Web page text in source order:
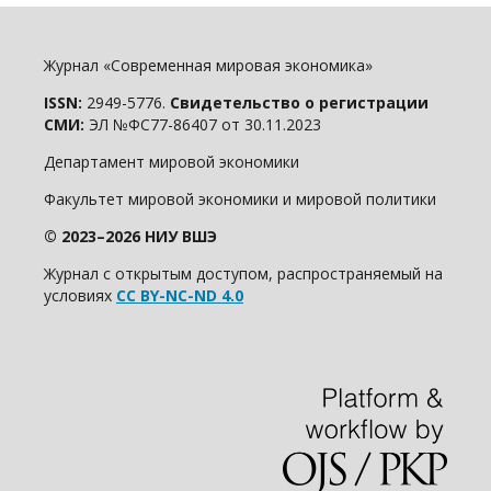
Журнал «Современная мировая экономика»
ISSN: 2949-5776. Свидетельство о регистрации
СМИ: ЭЛ №ФС77-86407 от 30.11.2023
Департамент мировой экономики
Факультет мировой экономики и мировой политики
© 2023–2026 НИУ ВШЭ
Журнал с открытым доступом, распространяемый на
условиях CC BY-NC-ND 4.0